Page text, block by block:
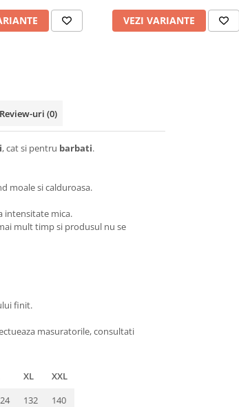
VEZI VARIANTE
Review-uri (0)
, cat si pentru barbati.
moale si calduroasa.
intensitate mica.
mult timp si produsul nu se
finit.
masuratorile, consultati
XL
XXL
132
140